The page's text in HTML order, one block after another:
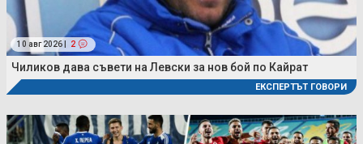
10 авг 2026 | 2
Чиликов дава съвети на Левски за нов бой по Кайрат
ЕКСПЕРТЪТ ГОВОРИ